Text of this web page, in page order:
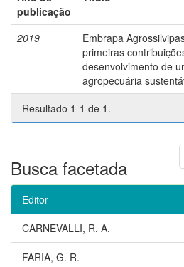
publicação
2019
Embrapa
primeiras
desenvolvimento de
agropecuária
Resultado 1-1 de 1.
Busca facetada
Editor
CARNEVALLI, R. A.
FARIA, G. R.